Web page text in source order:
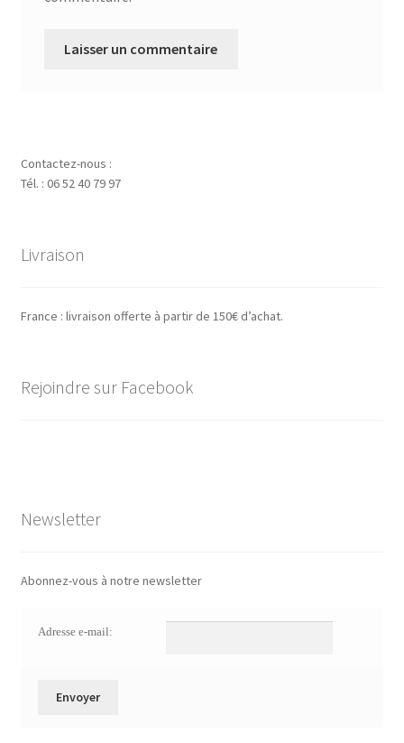
Contactez-nous :
Tél. : 06 52 40 79 97
Livraison
France : livraison offerte à partir de 150€ d’achat.
Rejoindre sur Facebook
Newsletter
Abonnez-vous à notre newsletter
Adresse e-mail: